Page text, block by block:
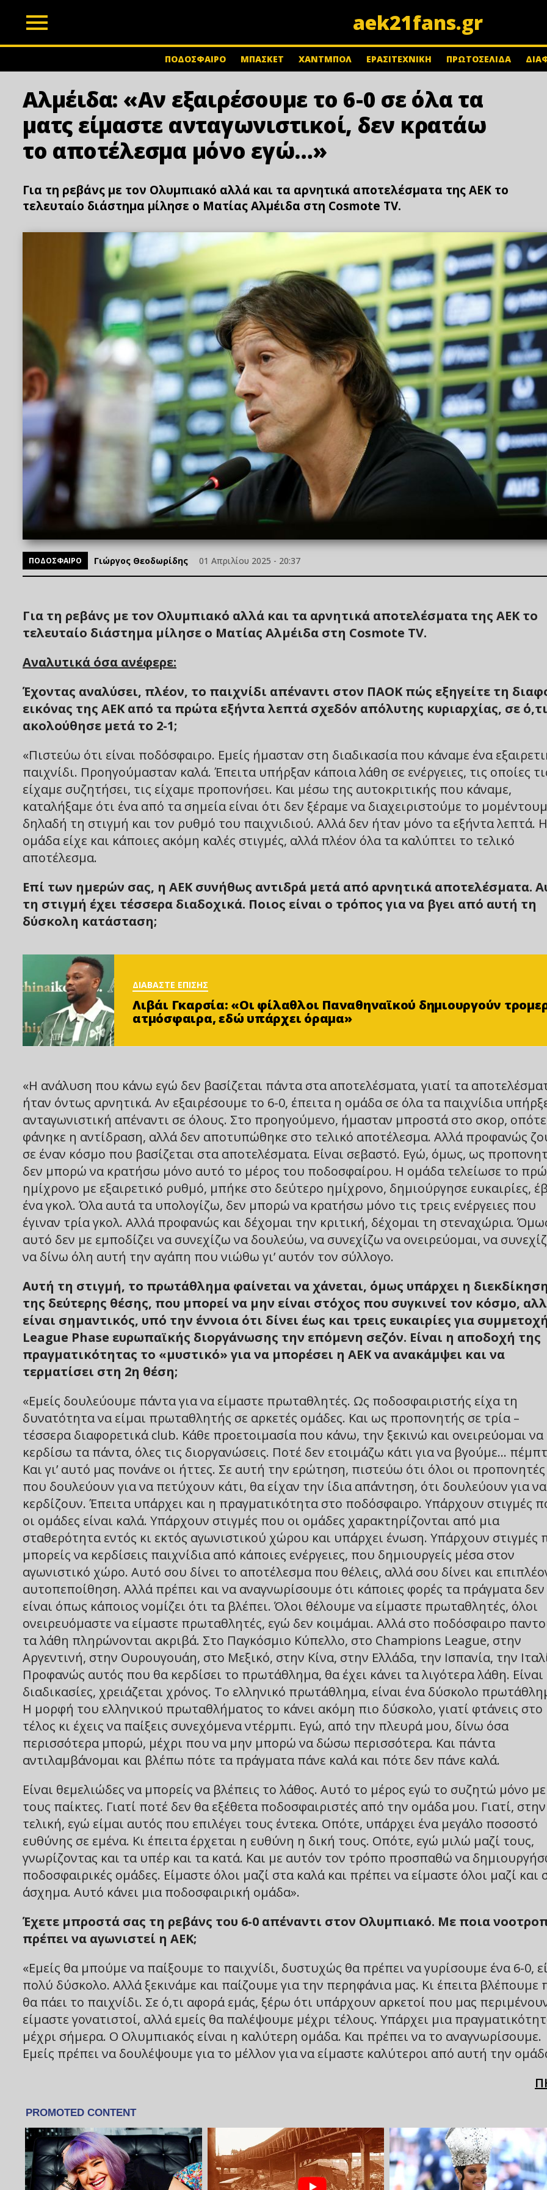
aek21fans.gr
ΠΟΔΟΣΦΑΙΡΟ ΜΠΑΣΚΕΤ ΧΑΝΤΜΠΟΛ ΕΡΑΣΙΤΕΧΝΙΚΗ ΠΡΩΤΟΣΕΛΙΔΑ
Αλμέιδα: «Αν εξαιρέσουμε το 6-0 σε όλα τα
ματς είμαστε ανταγωνιστικοί, δεν κρατάω
το αποτέλεσμα μόνο εγώ…»
Για τη ρεβάνς με τον Ολυμπιακό αλλά και τα αρνητικά αποτελέσματα της ΑΕΚ το
τελευταίο διάστημα μίλησε ο Ματίας Αλμέιδα στη Cosmote TV.
ΠΟΔΟΣΦΑΙΡΟ Γιώργος Θεοδωρίδης 01 Απριλίου 2025 - 20:37
Για τη ρεβάνς με τον Ολυμπιακό αλλά και τα αρνητικά αποτελέσματα της ΑΕΚ το
τελευταίο διάστημα μίλησε ο Ματίας Αλμέιδα στη Cosmote TV.
Αναλυτικά όσα ανέφερε:
Έχοντας αναλύσει, πλέον, το παιχνίδι απέναντι στον ΠΑΟΚ πώς εξηγείτε τη
εικόνας της ΑΕΚ από τα πρώτα εξήντα λεπτά σχεδόν απόλυτης κυριαρχίας, σε ό,τι
ακολούθησε μετά το 2-1;
«Πιστεύω ότι είναι ποδόσφαιρο. Εμείς ήμασταν στη διαδικασία που κάναμε ένα
παιχνίδι. Προηγούμασταν καλά. Έπειτα υπήρξαν κάποια λάθη σε ενέργειες, τις οποίες
είχαμε συζητήσει, τις είχαμε προπονήσει. Και μέσω της αυτοκριτικής που κάναμε,
καταλήξαμε ότι ένα από τα σημεία είναι ότι δεν ξέραμε να διαχειριστούμε το
δηλαδή τη στιγμή και τον ρυθμό του παιχνιδιού. Αλλά δεν ήταν μόνο τα εξήντα λεπτά. Η
ομάδα είχε και κάποιες ακόμη καλές στιγμές, αλλά πλέον όλα τα καλύπτει το τελικό
αποτέλεσμα.
Επί των ημερών σας, η ΑΕΚ συνήθως αντιδρά μετά από αρνητικά αποτελέσματα.
τη στιγμή έχει τέσσερα διαδοχικά. Ποιος είναι ο τρόπος για να βγει από αυτή τη
δύσκολη κατάσταση;
ΔΙΑΒΑΣΤΕ ΕΠΙΣΗΣ
Λιβάι Γκαρσία: «Οι φίλαθλοι Παναθηναϊκού δημιουργούν
ατμόσφαιρα, εδώ υπάρχει όραμα»
«H ανάλυση που κάνω εγώ δεν βασίζεται πάντα στα αποτελέσματα, γιατί τα
ήταν όντως αρνητικά. Αν εξαιρέσουμε το 6-0, έπειτα η ομάδα σε όλα τα παιχνίδια
ανταγωνιστική απέναντι σε όλους. Στο προηγούμενο, ήμασταν μπροστά στο σκορ, οπότε
φάνηκε η αντίδραση, αλλά δεν αποτυπώθηκε στο τελικό αποτέλεσμα. Αλλά προφανώς
σε έναν κόσμο που βασίζεται στα αποτελέσματα. Είναι σεβαστό. Εγώ, όμως, ως
δεν μπορώ να κρατήσω μόνο αυτό το μέρος του ποδοσφαίρου. Η ομάδα τελείωσε το
ημίχρονο με εξαιρετικό ρυθμό, μπήκε στο δεύτερο ημίχρονο, δημιούργησε ευκαιρίες,
ένα γκολ. Όλα αυτά τα υπολογίζω, δεν μπορώ να κρατήσω μόνο τις τρεις ενέργειες που
έγιναν τρία γκολ. Αλλά προφανώς και δέχομαι την κριτική, δέχομαι τη στεναχώρια.
αυτό δεν με εμποδίζει να συνεχίζω να δουλεύω, να συνεχίζω να ονειρεύομαι, να
να δίνω όλη αυτή την αγάπη που νιώθω γι’ αυτόν τον σύλλογο.
Αυτή τη στιγμή, το πρωτάθλημα φαίνεται να χάνεται, όμως υπάρχει η διεκδίκηση
της δεύτερης θέσης, που μπορεί να μην είναι στόχος που συγκινεί τον κόσμο,
είναι σημαντικός, υπό την έννοια ότι δίνει έως και τρεις ευκαιρίες για
League Phase ευρωπαϊκής διοργάνωσης την επόμενη σεζόν. Είναι η αποδοχή της
πραγματικότητας το «μυστικό» για να μπορέσει η ΑΕΚ να ανακάμψει και να
τερματίσει στη 2η θέση;
«Εμείς δουλεύουμε πάντα για να είμαστε πρωταθλητές. Ως ποδοσφαιριστής είχα τη
δυνατότητα να είμαι πρωταθλητής σε αρκετές ομάδες. Και ως προπονητής σε τρία –
τέσσερα διαφορετικά club. Κάθε προετοιμασία που κάνω, την ξεκινώ και ονειρεύομαι να
κερδίσω τα πάντα, όλες τις διοργανώσεις. Ποτέ δεν ετοιμάζω κάτι για να βγούμε…
Και γι’ αυτό μας πονάνε οι ήττες. Σε αυτή την ερώτηση, πιστεύω ότι όλοι οι προπονητές
που δουλεύουν για να πετύχουν κάτι, θα είχαν την ίδια απάντηση, ότι δουλεύουν για να
κερδίζουν. Έπειτα υπάρχει και η πραγματικότητα στο ποδόσφαιρο. Υπάρχουν στιγμές
οι ομάδες είναι καλά. Υπάρχουν στιγμές που οι ομάδες χαρακτηρίζονται από μια
σταθερότητα εντός κι εκτός αγωνιστικού χώρου και υπάρχει ένωση. Υπάρχουν στιγμές
μπορείς να κερδίσεις παιχνίδια από κάποιες ενέργειες, που δημιουργείς μέσα στον
αγωνιστικό χώρο. Αυτό σου δίνει το αποτέλεσμα που θέλεις, αλλά σου δίνει και
αυτοπεποίθηση. Αλλά πρέπει και να αναγνωρίσουμε ότι κάποιες φορές τα πράγματα δεν
είναι όπως κάποιος νομίζει ότι τα βλέπει. Όλοι θέλουμε να είμαστε πρωταθλητές, όλοι
ονειρευόμαστε να είμαστε πρωταθλητές, εγώ δεν κοιμάμαι. Αλλά στο ποδόσφαιρο
τα λάθη πληρώνονται ακριβά. Στο Παγκόσμιο Κύπελλο, στο Champions League, στην
Αργεντινή, στην Ουρουγουάη, στο Μεξικό, στην Κίνα, στην Ελλάδα, την Ισπανία, την
Προφανώς αυτός που θα κερδίσει το πρωτάθλημα, θα έχει κάνει τα λιγότερα λάθη. Είναι
διαδικασίες, χρειάζεται χρόνος. Το ελληνικό πρωτάθλημα, είναι ένα δύσκολο
Η μορφή του ελληνικού πρωταθλήματος το κάνει ακόμη πιο δύσκολο, γιατί φτάνεις στο
τέλος κι έχεις να παίξεις συνεχόμενα ντέρμπι. Εγώ, από την πλευρά μου, δίνω όσα
περισσότερα μπορώ, μέχρι που να μην μπορώ να δώσω περισσότερα. Και πάντα
αντιλαμβάνομαι και βλέπω πότε τα πράγματα πάνε καλά και πότε δεν πάνε καλά.
Είναι θεμελιώδες να μπορείς να βλέπεις το λάθος. Αυτό το μέρος εγώ το συζητώ μόνο με
τους παίκτες. Γιατί ποτέ δεν θα εξέθετα ποδοσφαιριστές από την ομάδα μου. Γιατί, στην
τελική, εγώ είμαι αυτός που επιλέγει τους έντεκα. Οπότε, υπάρχει ένα μεγάλο ποσοστό
ευθύνης σε εμένα. Κι έπειτα έρχεται η ευθύνη η δική τους. Οπότε, εγώ μιλώ μαζί τους,
γνωρίζοντας και τα υπέρ και τα κατά. Και με αυτόν τον τρόπο προσπαθώ να
ποδοσφαιρικές ομάδες. Είμαστε όλοι μαζί στα καλά και πρέπει να είμαστε όλοι μαζί και
άσχημα. Αυτό κάνει μια ποδοσφαιρική ομάδα».
Έχετε μπροστά σας τη ρεβάνς του 6-0 απέναντι στον Ολυμπιακό. Με ποια
πρέπει να αγωνιστεί η ΑΕΚ;
«Εμείς θα μπούμε να παίξουμε το παιχνίδι, δυστυχώς θα πρέπει να γυρίσουμε ένα 6-0,
πολύ δύσκολο. Αλλά ξεκινάμε και παίζουμε για την περηφάνια μας. Κι έπειτα βλέπουμε
θα πάει το παιχνίδι. Σε ό,τι αφορά εμάς, ξέρω ότι υπάρχουν αρκετοί που μας
είμαστε γονατιστοί, αλλά εμείς θα παλέψουμε μέχρι τέλους. Υπάρχει μια
μέχρι σήμερα. Ο Ολυμπιακός είναι η καλύτερη ομάδα. Και πρέπει να το αναγνωρίσουμε.
Εμείς πρέπει να δουλέψουμε για το μέλλον για να είμαστε καλύτεροι από αυτή την